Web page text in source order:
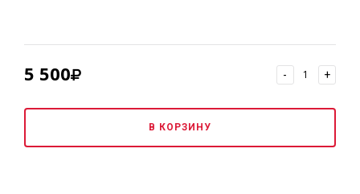
5 500 - +
В КОРЗИНУ